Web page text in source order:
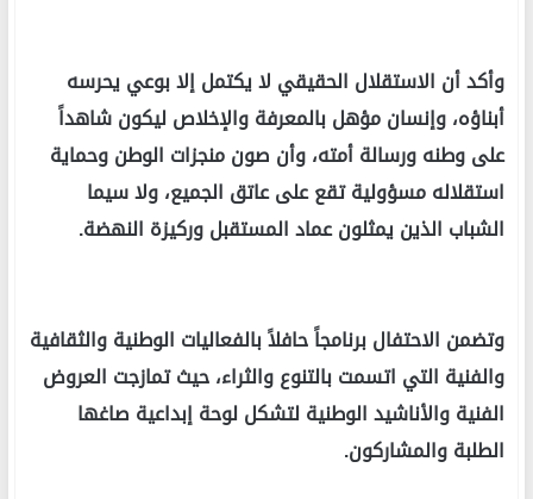
وأكد أن الاستقلال الحقيقي لا يكتمل إلا بوعي يحرسه
أبناؤه، وإنسان مؤهل بالمعرفة والإخلاص ليكون شاهداً
على وطنه ورسالة أمته، وأن صون منجزات الوطن وحماية
استقلاله مسؤولية تقع على عاتق الجميع، ولا سيما
الشباب الذين يمثلون عماد المستقبل وركيزة النهضة.
وتضمن الاحتفال برنامجاً حافلاً بالفعاليات الوطنية والثقافية
والفنية التي اتسمت بالتنوع والثراء، حيث تمازجت العروض
الفنية والأناشيد الوطنية لتشكل لوحة إبداعية صاغها
الطلبة والمشاركون.